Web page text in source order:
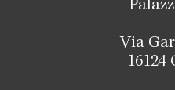
Via
16124